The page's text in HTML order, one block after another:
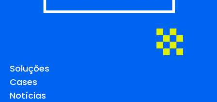
Soluções
Cases
Notícias